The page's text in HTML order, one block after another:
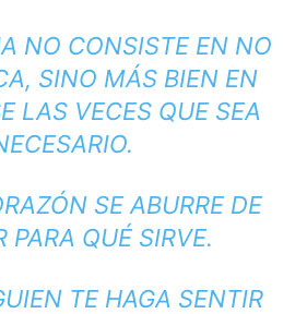
NO CONSISTE EN NO
SINO MÁS BIEN EN
LAS VECES QUE SEA
SE ABURRE DE
PARA QUÉ SIRVE.
TE HAGA SENTIR